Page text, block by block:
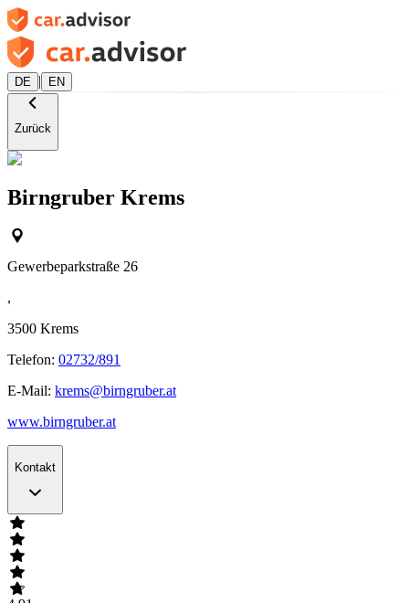
DE | EN
Zurück
Birngruber Krems
Gewerbeparkstraße 26
,
3500 Krems
Telefon: 02732/891
E-Mail: krems@birngruber.at
www.birngruber.at
Kontakt